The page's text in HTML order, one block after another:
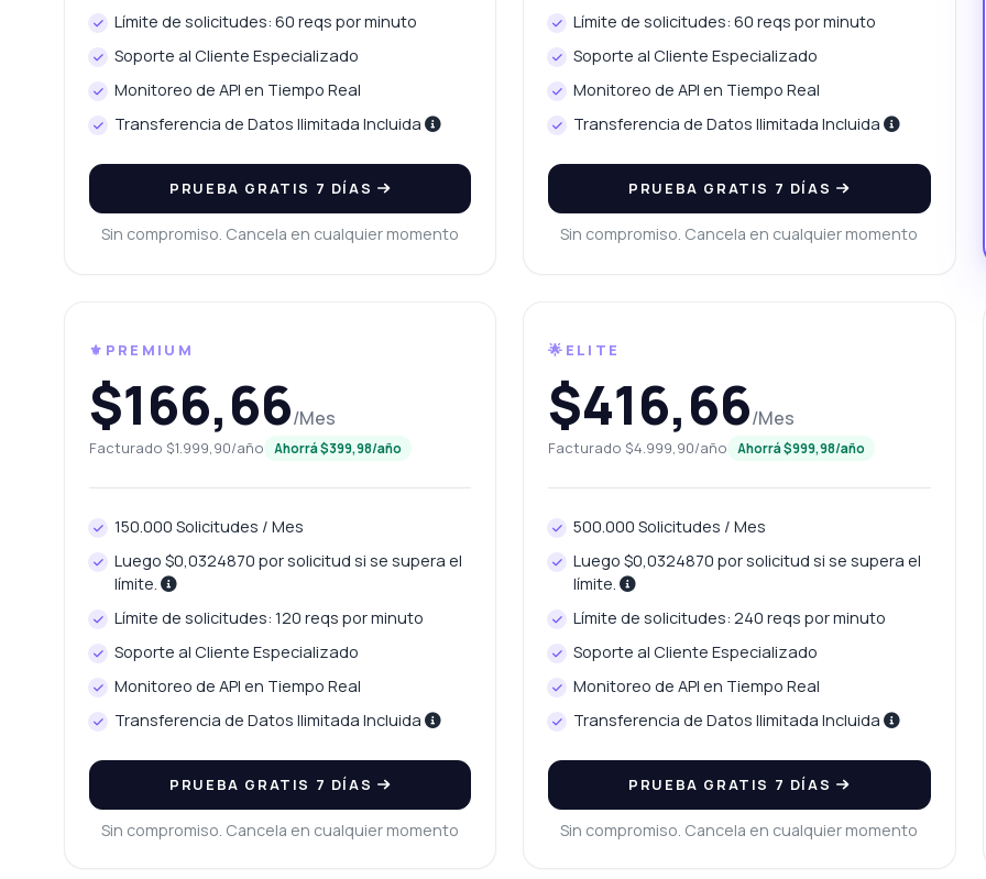
Límite de solicitudes: 60 reqs por minuto
Soporte al Cliente Especializado
Monitoreo de API en Tiempo Real
Transferencia de Datos Ilimitada Incluida
PRUEBA GRATIS 7 DÍAS
Sin compromiso. Cancela en cualquier momento
Límite de solicitudes: 60 reqs por minuto
Soporte al Cliente Especializado
Monitoreo de API en Tiempo Real
Transferencia de Datos Ilimitada Incluida
PRUEBA GRATIS 7 DÍAS
Sin compromiso. Cancela en cualquier momento
⚜️PREMIUM
$166,66/Mes
Facturado $1.999,90/año Ahorrá $399,98/año
150.000 Solicitudes / Mes
Luego $0,0324870 por solicitud si se supera el
límite.
Límite de solicitudes: 120 reqs por minuto
Soporte al Cliente Especializado
Monitoreo de API en Tiempo Real
Transferencia de Datos Ilimitada Incluida
PRUEBA GRATIS 7 DÍAS
Sin compromiso. Cancela en cualquier momento
🌟ELITE
$416,66/Mes
Facturado $4.999,90/año Ahorrá $999,98/año
500.000 Solicitudes / Mes
Luego $0,0324870 por solicitud si se supera el
límite.
Límite de solicitudes: 240 reqs por minuto
Soporte al Cliente Especializado
Monitoreo de API en Tiempo Real
Transferencia de Datos Ilimitada Incluida
PRUEBA GRATIS 7 DÍAS
Sin compromiso. Cancela en cualquier momento